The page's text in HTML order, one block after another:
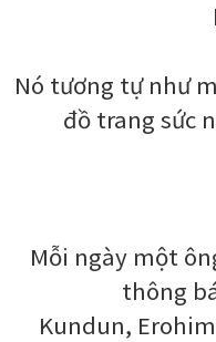
Nó tương tự như
đồ trang sức
Mỗi ngày một
thông
Kundun,